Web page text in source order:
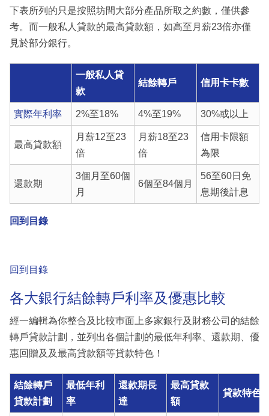
下表所列的只是按照坊間大部分產品所取之約數，僅供參
考。而一般私人貸款的最高貸款額，如高至月薪23倍亦僅
見於部分銀行。
一般私人貸
款
結餘轉戶 信用卡卡數
實際年利率 2%至18% 4%至19% 30%或以上
最高貸款額
月薪12至23
倍
月薪18至23
倍
信用卡限額
為限
還款期
3個月至60個
月
6個至84個月
56至60日免
息期後計息
回到目錄
回到目錄
各大銀行結餘轉戶利率及優惠比較
經一編輯為你整合及比較巿面上多家銀行及財務公司的結餘
轉戶貸款計劃，並列出各個計劃的最低年利率、還款期、優
惠回贈及及最高貸款額等貸款特色！
結餘轉戶
貸款計劃
最低年利
率
還款期長
達
最高貸款
額
貸款特色